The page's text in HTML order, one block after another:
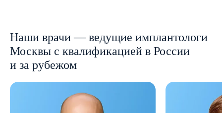
Наши врачи — ведущие имплантологи
Москвы с квалификацией в России
и за рубежом